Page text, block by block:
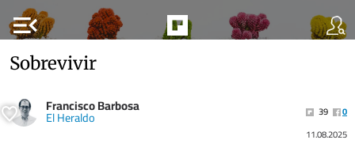
menu_open
Sobrevivir
Francisco Barbosa
El Heraldo 39
0
11.08.2025